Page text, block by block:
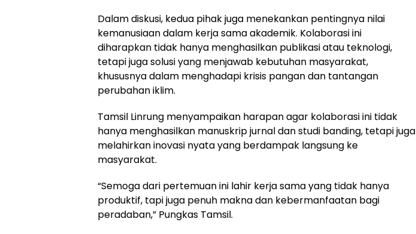
Dalam diskusi, kedua pihak juga menekankan pentingnya nilai
kemanusiaan dalam kerja sama akademik. Kolaborasi ini
diharapkan tidak hanya menghasilkan publikasi atau teknologi,
tetapi juga solusi yang menjawab kebutuhan masyarakat,
khususnya dalam menghadapi krisis pangan dan tantangan
perubahan iklim.
Tamsil Linrung menyampaikan harapan agar kolaborasi ini tidak
hanya menghasilkan manuskrip jurnal dan studi banding, tetapi juga
melahirkan inovasi nyata yang berdampak langsung ke
masyarakat.
“Semoga dari pertemuan ini lahir kerja sama yang tidak hanya
produktif, tapi juga penuh makna dan kebermanfaatan bagi
peradaban,” Pungkas Tamsil.